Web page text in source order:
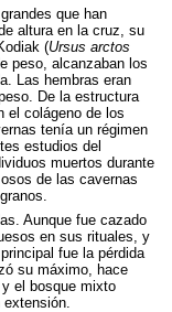
que han
altura en la cruz, su
(Ursus arctos
peso, alcanzaban los
Las hembras eran
De la estructura
el colágeno de los
tenía un régimen
estudios del
muertos durante
de las cavernas
Aunque fue cazado
en sus rituales, y
fue la pérdida
su máximo, hace
el bosque mixto